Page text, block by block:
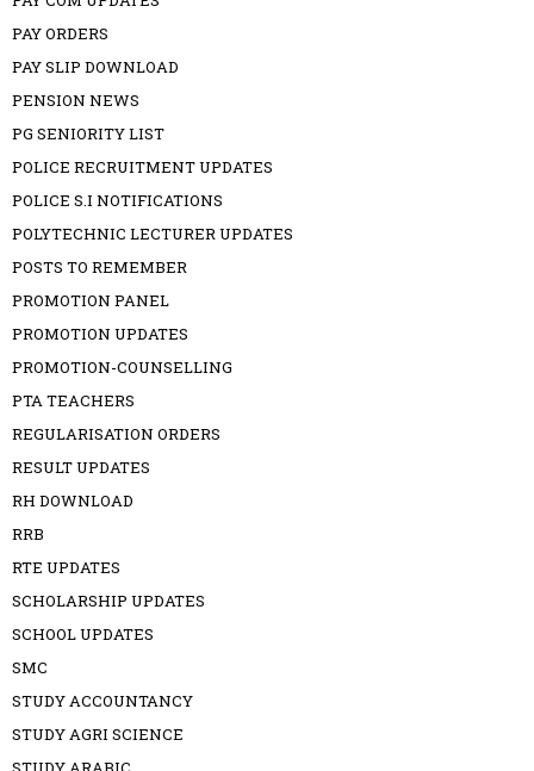
PAY ORDERS
PAY SLIP DOWNLOAD
PENSION NEWS
PG SENIORITY LIST
POLICE RECRUITMENT UPDATES
POLICE S.I NOTIFICATIONS
POLYTECHNIC LECTURER UPDATES
POSTS TO REMEMBER
PROMOTION PANEL
PROMOTION UPDATES
PROMOTION-COUNSELLING
PTA TEACHERS
REGULARISATION ORDERS
RESULT UPDATES
RH DOWNLOAD
RRB
RTE UPDATES
SCHOLARSHIP UPDATES
SCHOOL UPDATES
SMC
STUDY ACCOUNTANCY
STUDY AGRI SCIENCE